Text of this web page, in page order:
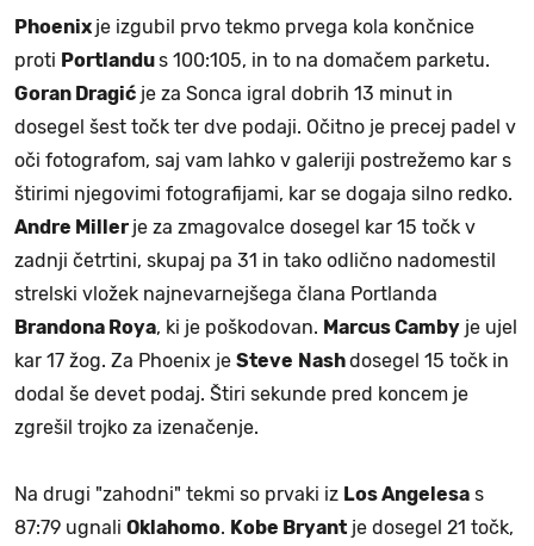
Phoenix je izgubil prvo tekmo prvega kola končnice
proti Portlandus 100:105, in to na domačem parketu.
Goran Dragić je za Sonca igral dobrih 13 minut in
dosegel šest točk ter dve podaji. Očitno je precej padel v
oči fotografom, saj vam lahko v galeriji postrežemo kar s
štirimi njegovimi fotografijami, kar se dogaja silno redko.
Andre Miller je za zmagovalce dosegel kar 15 točk v
zadnji četrtini, skupaj pa 31 in tako odlično nadomestil
strelski vložek najnevarnejšega člana Portlanda
Brandona Roya, ki je poškodovan. Marcus Camby je ujel
kar 17 žog. Za Phoenix je Steve Nashdosegel 15 točk in
dodal še devet podaj. Štiri sekunde pred koncem je
zgrešil trojko za izenačenje.
Na drugi "zahodni" tekmi so prvaki iz Los Angelesa s
87:79 ugnali Oklahomo. Kobe Bryant je dosegel 21 točk,